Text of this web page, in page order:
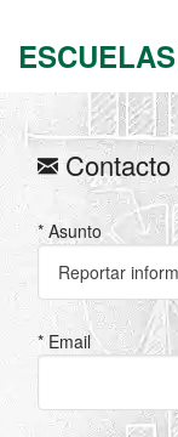
ESCUELAS
Contacto
* Asunto
* Email